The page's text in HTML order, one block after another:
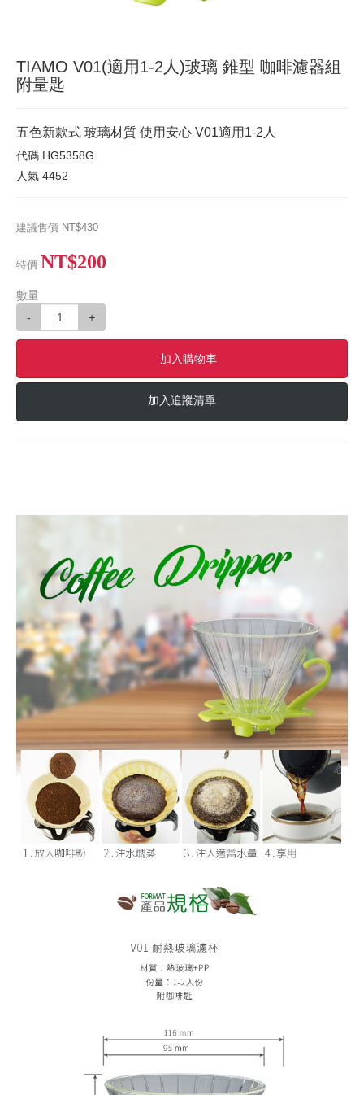
TIAMO V01(適用1-2人)玻璃 錐型 咖啡濾器組
附量匙
五色新款式 玻璃材質 使用安心 V01適用1-2人
代碼 HG5358G
人氣 4452
建議售價 NT$430
特價 NT$200
數量
-
+
加入購物車
加入追蹤清單